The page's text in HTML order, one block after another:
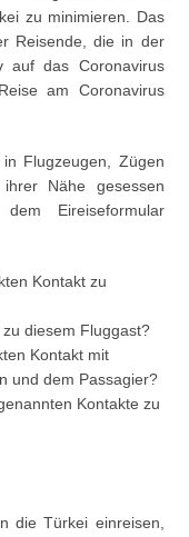
zu minimieren. Das
Reisende, die in der
auf das Coronavirus
am Coronavirus
Flugzeugen, Zügen
Nähe gesessen
Eireiseformular
Kontakt zu
diesem Fluggast?
Kontakt mit
und dem Passagier?
Kontakte zu
die Türkei einreisen,